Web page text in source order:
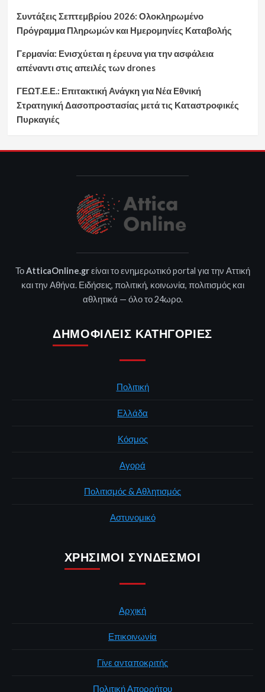
Συντάξεις Σεπτεμβρίου 2026: Ολοκληρωμένο
Πρόγραμμα Πληρωμών και Ημερομηνίες Καταβολής
Γερμανία: Ενισχύεται η έρευνα για την ασφάλεια
απέναντι στις απειλές των drones
ΓΕΩΤ.Ε.Ε.: Επιτακτική Ανάγκη για Νέα Εθνική
Στρατηγική Δασοπροστασίας μετά τις Καταστροφικές
Πυρκαγιές
ΤοAtticaOnline.grείναι το ενημερωτικό portal για την Αττική
και την Αθήνα. Ειδήσεις, πολιτική, κοινωνία, πολιτισμός και
αθλητικά — όλο το 24ωρο.
ΔΗΜΟΦΙΛΕΊΣ ΚΑΤΗΓΟΡΊΕΣ
Πολιτική
Ελλάδα
Κόσμος
Αγορά
Πολιτισμός & Αθλητισμός
Αστυνομικό
ΧΡΉΣΙΜΟΙ ΣΎΝΔΕΣΜΟΙ
Αρχική
Επικοινωνία
Γίνε ανταποκριτής
Πολιτική Απορρήτου